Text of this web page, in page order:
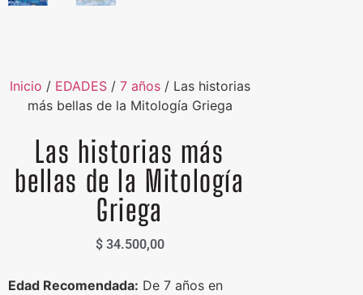
Inicio / EDADES/ 7 años/ Las historias
más bellas de la Mitología Griega
Las historias más
bellas de la Mitología
Griega
$34.500,00
Edad Recomendada: De 7 años en